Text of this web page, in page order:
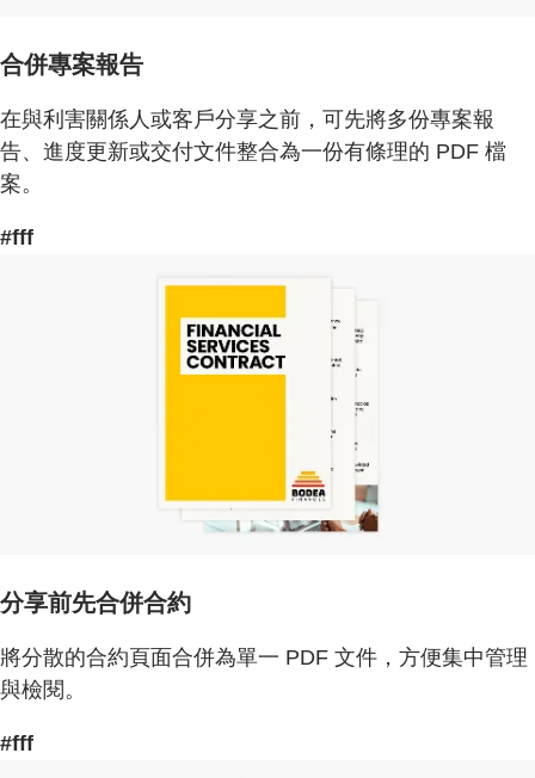
合併專案報告
在與利害關係人或客戶分享之前，可先將多份專案報
告、進度更新或交付文件整合為一份有條理的 PDF 檔
案。
#fff
分享前先合併合約
將分散的合約頁面合併為單一 PDF 文件，方便集中管理
與檢閱。
#fff